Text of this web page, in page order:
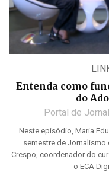
Entenda como
do
Portal de
Neste episódio, Maria
semestre de Jornalismo
Crespo, coordenador do
o ECA